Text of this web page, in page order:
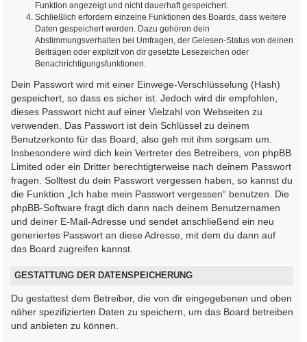
Funktion angezeigt und nicht dauerhaft gespeichert.
Schließlich erfordern einzelne Funktionen des Boards, dass weitere
Daten gespeichert werden. Dazu gehören dein
Abstimmungsverhalten bei Umfragen, der Gelesen-Status von deinen
Beiträgen oder explizit von dir gesetzte Lesezeichen oder
Benachrichtigungsfunktionen.
Dein Passwort wird mit einer Einwege-Verschlüsselung (Hash)
gespeichert, so dass es sicher ist. Jedoch wird dir empfohlen,
dieses Passwort nicht auf einer Vielzahl von Webseiten zu
verwenden. Das Passwort ist dein Schlüssel zu deinem
Benutzerkonto für das Board, also geh mit ihm sorgsam um.
Insbesondere wird dich kein Vertreter des Betreibers, von phpBB
Limited oder ein Dritter berechtigterweise nach deinem Passwort
fragen. Solltest du dein Passwort vergessen haben, so kannst du
die Funktion „Ich habe mein Passwort vergessen“ benutzen. Die
phpBB-Software fragt dich dann nach deinem Benutzernamen
und deiner E-Mail-Adresse und sendet anschließend ein neu
generiertes Passwort an diese Adresse, mit dem du dann auf
das Board zugreifen kannst.
GESTATTUNG DER DATENSPEICHERUNG
Du gestattest dem Betreiber, die von dir eingegebenen und oben
näher spezifizierten Daten zu speichern, um das Board betreiben
und anbieten zu können.